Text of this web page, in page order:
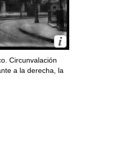
Circunvalación
a la derecha, la